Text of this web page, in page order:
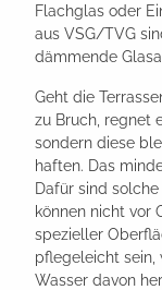
Flachglas oder
aus VSG/TVG
dämmende
Geht die
zu Bruch, regnet
sondern diese
haften. Das
Dafür sind
können nicht vor
spezieller
pflegeleicht sein,
Wasser davon